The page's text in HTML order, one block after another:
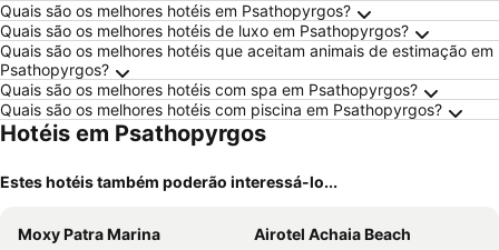
Quais são os melhores hotéis em Psathopyrgos?
Quais são os melhores hotéis de luxo em Psathopyrgos?
Quais são os melhores hotéis que aceitam animais de estimação em
Psathopyrgos?
Quais são os melhores hotéis com spa em Psathopyrgos?
Quais são os melhores hotéis com piscina em Psathopyrgos?
Hotéis em Psathopyrgos
Estes hotéis também poderão interessá-lo...
Moxy Patra Marina
Airotel Achaia Beach